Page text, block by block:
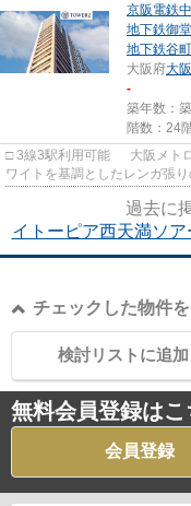
京阪電鉄
地下鉄御
地下鉄谷
大阪府大
-
築年数：
階数：24
□ 3線3駅利用可能 大阪メトロ御堂
ワイトを基調としたレンガ張りのシックな外観 □ 裁
過去に
イトーピア西天満ソ
チェックした物件
検討リストに追加
無料会員登録はこ
会員登録